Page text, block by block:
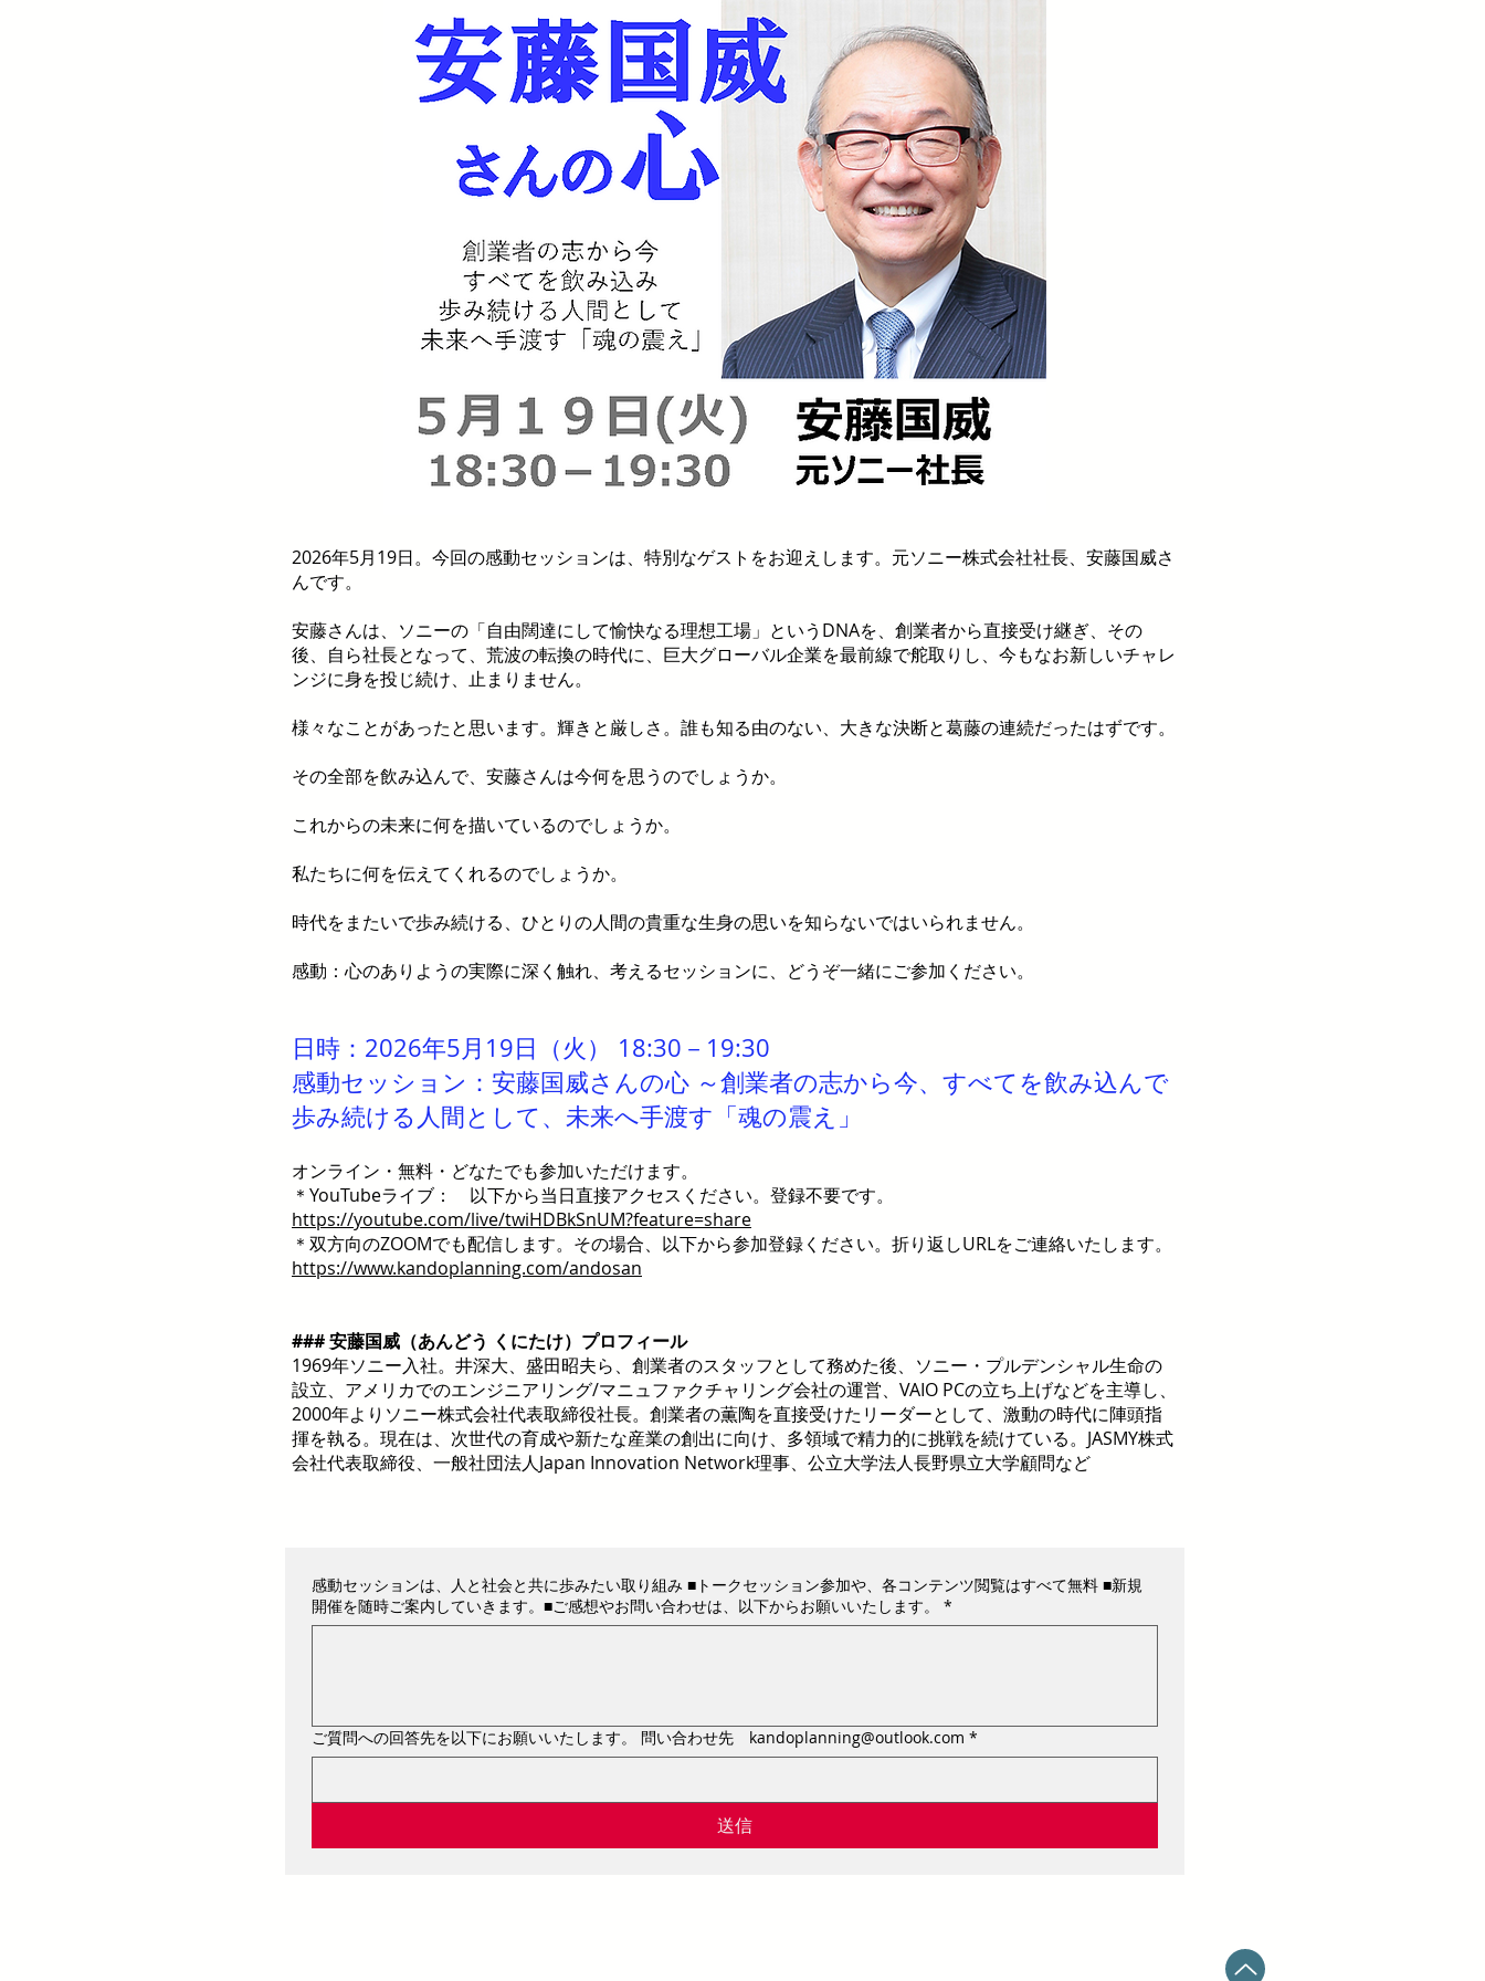
2026年5月19日。今回の感動セッションは、特別なゲストをお迎えします。元ソニー株式会社社長、安藤国威さ
んです。
安藤さんは、ソニーの「自由闊達にして愉快なる理想工場」というDNAを、創業者から直接受け継ぎ、その
後、自ら社長となって、荒波の転換の時代に、巨大グローバル企業を最前線で舵取りし、今もなお新しいチャレ
ンジに身を投じ続け、止まりません。
様々なことがあったと思います。輝きと厳しさ。誰も知る由のない、大きな決断と葛藤の連続だったはずです。
その全部を飲み込んで、安藤さんは今何を思うのでしょうか。
これからの未来に何を描いているのでしょうか。
私たちに何を伝えてくれるのでしょうか。
時代をまたいで歩み続ける、ひとりの人間の貴重な生身の思いを知らないではいられません。
感動：心のありようの実際に深く触れ、考えるセッションに、どうぞ一緒にご参加ください。
日時：2026年5月19日（火） 18:30－19:30
感動セッション：安藤国威さんの心 ～創業者の志から今、すべてを飲み込んで
歩み続ける人間として、未来へ手渡す「魂の震え」
オンライン・無料・どなたでも参加いただけます。
＊YouTubeライブ： 以下から当日直接アクセスください。登録不要です。
https://youtube.com/live/twiHDBkSnUM?feature=share
＊双方向のZOOMでも配信します。その場合、以下から参加登録ください。折り返しURLをご連絡いたします。
https://www.kandoplanning.com/andosan
### 安藤国威（あんどう くにたけ）プロフィール
1969年ソニー入社。井深大、盛田昭夫ら、創業者のスタッフとして務めた後、ソニー・プルデンシャル生命の
設立、アメリカでのエンジニアリング/マニュファクチャリング会社の運営、VAIO PCの立ち上げなどを主導し、
2000年よりソニー株式会社代表取締役社長。創業者の薫陶を直接受けたリーダーとして、激動の時代に陣頭指
揮を執る。現在は、次世代の育成や新たな産業の創出に向け、多領域で精力的に挑戦を続けている。JASMY株式
会社代表取締役、一般社団法人Japan Innovation Network理事、公立大学法人長野県立大学顧問など
感動セッションは、人と社会と共に歩みたい取り組み ■トークセッション参加や、各コンテンツ閲覧はすべて無料 ■新規
開催を随時ご案内していきます。■ご感想やお問い合わせは、以下からお願いいたします。
*
ご質問への回答先を以下にお願いいたします。 問い合わせ先 kandoplanning@outlook.com *
送信